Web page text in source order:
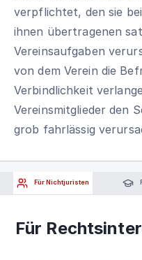
verpflichtet, den sie
ihnen übertragenen
Vereinsaufgaben
von dem Verein die
Verbindlichkeit
Vereinsmitglieder den
grob fahrlässig
Für Nichtjuristen
Für